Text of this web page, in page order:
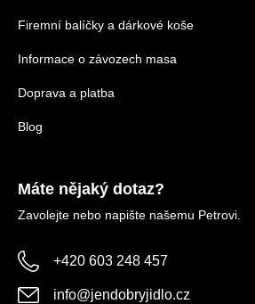
Firemní balíčky a dárkové koše
Informace o závozech masa
Doprava a platba
Blog
Máte nějaký dotaz?
Zavolejte nebo napište našemu Petrovi.
+420 603 248 457
info@jendobryjidlo.cz